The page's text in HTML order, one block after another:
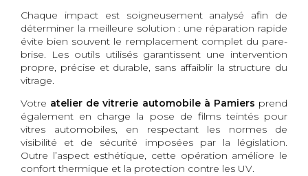
Chaque impact est soigneusement analysé afin de
déterminer la meilleure solution : une réparation rapide
évite bien souvent le remplacement complet du pare-
brise. Les outils utilisés garantissent une intervention
propre, précise et durable, sans affaiblir la structure du
vitrage.
Votre atelier de vitrerie automobile à Pamiers prend
également en charge la pose de films teintés pour
vitres automobiles, en respectant les normes de
visibilité et de sécurité imposées par la législation.
Outre l’aspect esthétique, cette opération améliore le
confort thermique et la protection contre les UV.